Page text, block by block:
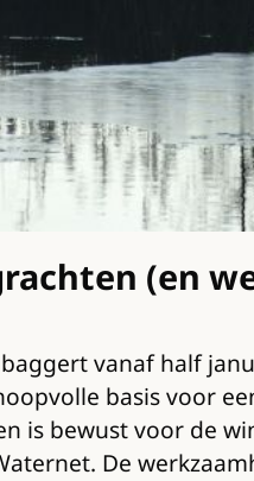
(en
vanaf half
basis voor
is bewust voor de
De